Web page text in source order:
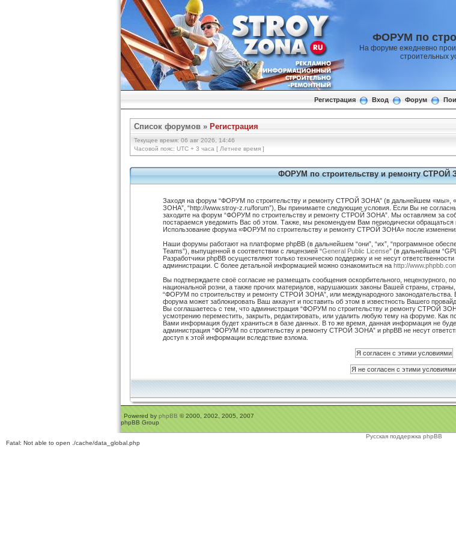
ФОРУМ по
На форуме ежедневно
строительных
Регистрация Вход Форум
Список форумов » Регистрация
Текущее время: 06 авг 2026, 14:46
Часовой пояс: UTC + 3 часа [ Летнее время ]
ФОРУМ по строительству и ремонту СТРОЙ
Заходя на форум “ФОРУМ по строительству и ремонту СТРОЙ ЗОНА” (в дальнейшем «мы»,
ЗОНА”, “http://www.stroy-z.ru/forum”), Вы принимаете следующие условия. Если Вы не
заходите на форум “ФОРУМ по строительству и ремонту СТРОЙ ЗОНА”. Мы оставляем за
постараемся уведомить Вас об этом. Также, мы рекомендуем Вам периодически обращаться
Использование форума «ФОРУМ по строительству и ремонту СТРОЙ ЗОНА» после
Наши форумы работают на платформе phpBB (в дальнейшем “они”, “их”, “программное
Teams”), выпущенной в соответствии с лицензией “General Public License” (в дальнейшем
Разработчики phpBB осуществляют только техническю поддержку и не несут
администрации. С более детальной информацией можно ознакомиться на http://
Вы подтверждаете своё согласие не размещать сообщения оскорбительного, нецензурного,
национальной розни, а также прочих материалов, нарушаюших законы Вашей страны,
“ФОРУМ по строительству и ремонту СТРОЙ ЗОНА”, или международного
форума может заблокировать Ваш аккаунт и поставить об этом в известность Вашего
Вы соглашаетесь с тем, что администрация “ФОРУМ по строительству и ремонту СТРОЙ
усмотрению переместить, закрыть, редактировать, или удалить любую тему на форуме. Как
Вами информация будет храниться в базе данных. В то же время, данная информация не
администрация “ФОРУМ по строительству и ремонту СТРОЙ ЗОНА” и phpBB не несут
доступ к этой информации вследствие взлома.
Powered by phpBB © 2000, 2002, 2005, 2007
phpBB Group
Русская поддержка phpBB
Fatal: Not able to open ./cache/data_global.php